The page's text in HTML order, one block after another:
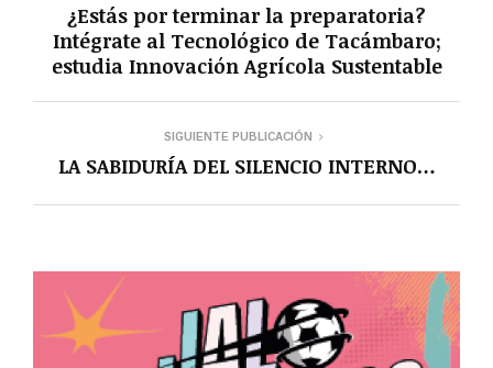
¿Estás por terminar la preparatoria?
Intégrate al Tecnológico de Tacámbaro;
estudia Innovación Agrícola Sustentable
SIGUIENTE PUBLICACIÓN
LA SABIDURÍA DEL SILENCIO INTERNO…